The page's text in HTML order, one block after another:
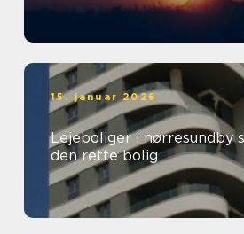
15. januar 2026
Lejeboliger i nørresundby sådan finder du
den rette bolig